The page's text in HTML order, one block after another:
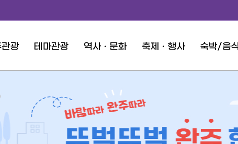
광 테마관광 역사ㆍ문화 축제ㆍ행사 숙박/음